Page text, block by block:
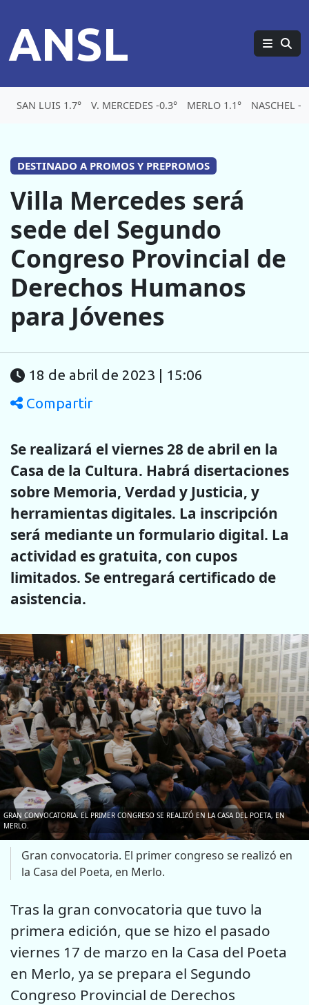
ANSL
SAN LUIS 1.7° V. MERCEDES -0.3° MERLO 1.1° NASCHEL -
DESTINADO A PROMOS Y PREPROMOS
Villa Mercedes será
sede del Segundo
Congreso Provincial de
Derechos Humanos
para Jóvenes
18 de abril de 2023 | 15:06
Compartir
Se realizará el viernes 28 de abril en la
Casa de la Cultura. Habrá disertaciones
sobre Memoria, Verdad y Justicia, y
herramientas digitales. La inscripción
será mediante un formulario digital. La
actividad es gratuita, con cupos
limitados. Se entregará certificado de
asistencia.
GRAN CONVOCATORIA. EL PRIMER CONGRESO SE REALIZÓ EN LA CASA DEL POETA, EN
MERLO.
Gran convocatoria. El primer congreso se realizó en
la Casa del Poeta, en Merlo.
Tras la gran convocatoria que tuvo la
primera edición, que se hizo el pasado
viernes 17 de marzo en la Casa del Poeta
en Merlo, ya se prepara el Segundo
Congreso Provincial de Derechos